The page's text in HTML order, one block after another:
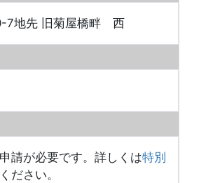
7地先 旧菊屋橋畔 西
請が必要です。詳しくは特別
ださい。